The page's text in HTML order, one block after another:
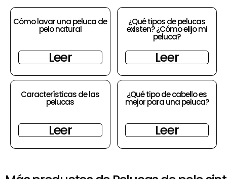
Cómo lavar una peluca de
pelo natural
Leer
¿Qué tipos de pelucas
existen? ¿Cómo elijo mi
peluca?
Leer
Características de las
pelucas
Leer
¿Qué tipo de cabello es
mejor para una peluca?
Leer